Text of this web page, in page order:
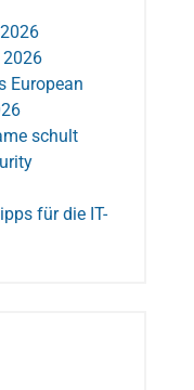
2026
European
schult
für die IT-